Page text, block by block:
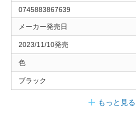
0745883867639
メーカー発売日
2023/11/10発売
色
ブラック
もっと見る